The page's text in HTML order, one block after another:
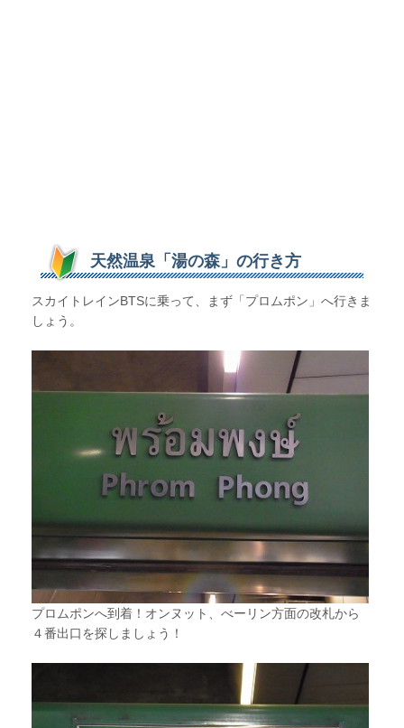
天然温泉「湯の森」の行き方
スカイトレインBTSに乗って、まず「プロムポン」へ行きま
しょう。
プロムポンへ到着！オンヌット、べーリン方面の改札から
４番出口を探しましょう！